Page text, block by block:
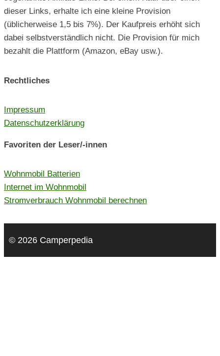
dieser Links, erhalte ich eine kleine Provision
(üblicherweise 1,5 bis 7%). Der Kaufpreis erhöht sich
dabei selbstverständlich nicht. Die Provision für mich
bezahlt die Plattform (Amazon, eBay usw.).
Rechtliches
Impressum
Datenschutzerklärung
Favoriten der Leser/-innen
Wohnmobil Batterien
Internet im Wohnmobil
Stromverbrauch Wohnmobil berechnen
© 2026 Camperpedia